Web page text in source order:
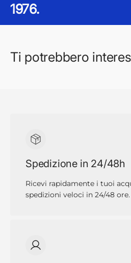
1976.
Ti potrebbero
Spedizione in 24/48h
Ricevi rapidamente i tuoi
spedizioni veloci in 24/48 ore.